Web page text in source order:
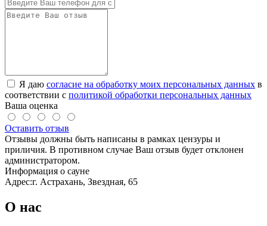
Я даю согласие на обработку моих персональных данных в
соответствии с политикой обработки персональных данных
Ваша оценка
Оставить отзыв
Отзывы должны быть написаны в рамках цензуры и
приличия. В противном случае Ваш отзыв будет отклонен
администратором.
Информация о сауне
Адрес:г. Астрахань, Звездная, 65
О нас